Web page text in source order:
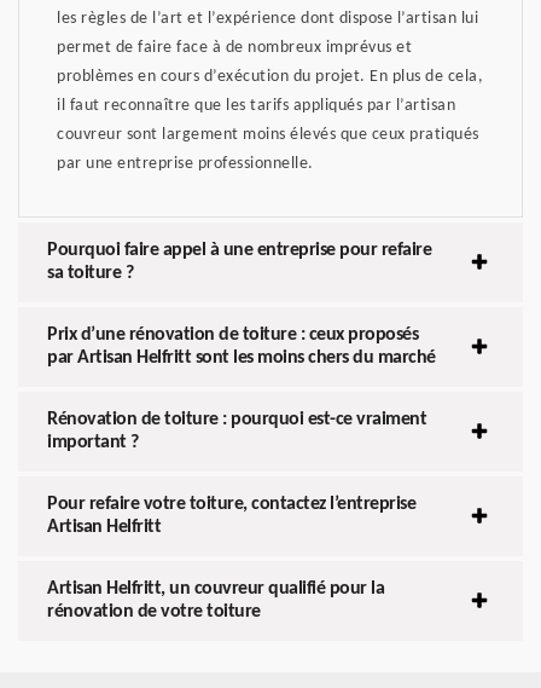
les règles de l’art et l’expérience dont dispose l’artisan lui
permet de faire face à de nombreux imprévus et
problèmes en cours d’exécution du projet. En plus de cela,
il faut reconnaître que les tarifs appliqués par l’artisan
couvreur sont largement moins élevés que ceux pratiqués
par une entreprise professionnelle.
Pourquoi faire appel à une entreprise pour refaire
sa toiture ?
Prix d’une rénovation de toiture : ceux proposés
par Artisan Helfritt sont les moins chers du marché
Rénovation de toiture : pourquoi est-ce vraiment
important ?
Pour refaire votre toiture, contactez l’entreprise
Artisan Helfritt
Artisan Helfritt, un couvreur qualifié pour la
rénovation de votre toiture